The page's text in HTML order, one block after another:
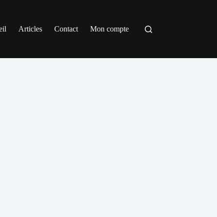
Articles Contact Mon compte